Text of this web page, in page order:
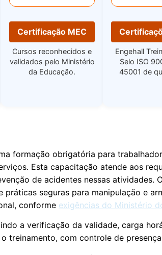
Certificação MEC
Cursos reconhecidos e
validados pelo Ministério
da Educação.
Engehall
Selo ISO
45001 de
formação obrigatória para
Esta capacitação atende aos
de acidentes nessas atividades.
seguras para manipulação e
conforme exigências do Ministério
a verificação da validade, carga
com controle de